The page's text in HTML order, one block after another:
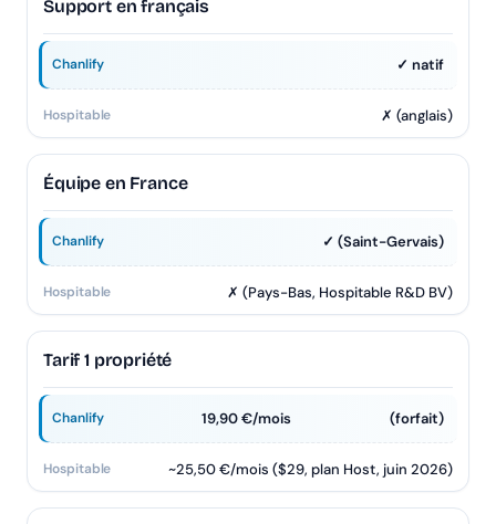
Support en français
✓ natif
✗ (anglais)
Équipe en France
✓ (Saint-Gervais)
✗ (Pays-Bas, Hospitable R&D BV)
Tarif 1 propriété
19,90 €/mois (forfait)
~25,50 €/mois ($29, plan Host, juin 2026)